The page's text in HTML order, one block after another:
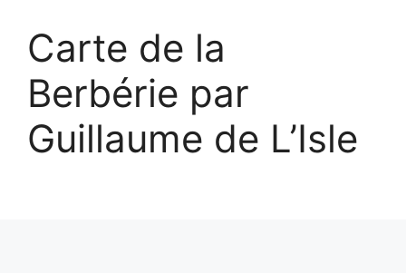
Carte de la
Berbérie par
Guillaume de L’Isle